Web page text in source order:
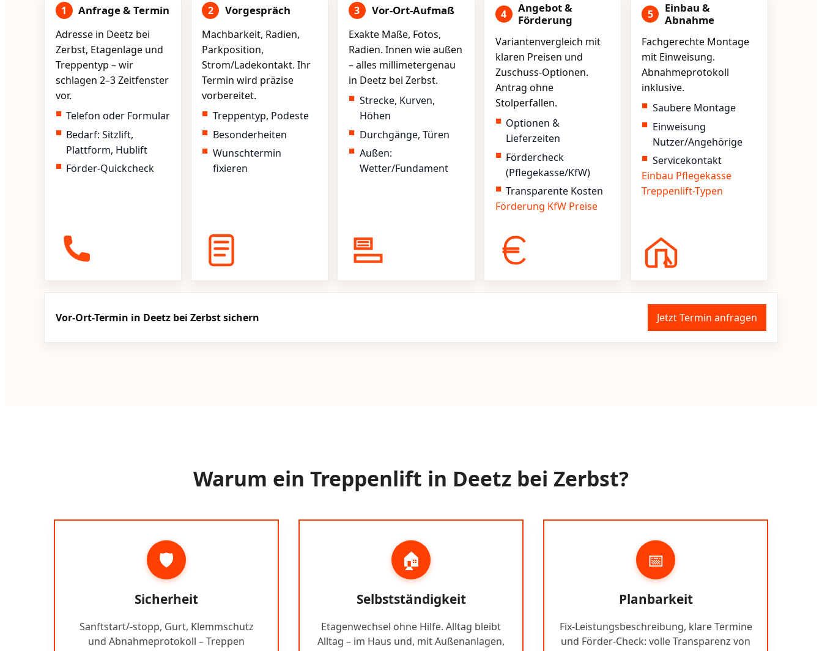
1 Anfrage & Termin
Adresse in Deetz bei
Zerbst, Etagenlage und
Treppentyp – wir
schlagen 2–3 Zeitfenster
vor.
Telefon oder Formular
Bedarf: Sitzlift,
Plattform, Hublift
Förder-Quickcheck
2 Vorgespräch
Machbarkeit, Radien,
Parkposition,
Strom/Ladekontakt. Ihr
Termin wird präzise
vorbereitet.
Treppentyp, Podeste
Besonderheiten
Wunschtermin
fixieren
3 Vor-Ort-Aufmaß
Exakte Maße, Fotos,
Radien. Innen wie außen
– alles millimetergenau
in Deetz bei Zerbst.
Strecke, Kurven,
Höhen
Durchgänge, Türen
Außen:
Wetter/Fundament
4
Angebot &
Förderung
Variantenvergleich mit
klaren Preisen und
Zuschuss-Optionen.
Antrag ohne
Stolperfallen.
Optionen &
Lieferzeiten
Fördercheck
(Pflegekasse/KfW)
Transparente Kosten
Förderung KfW Preise
5
Einbau &
Abnahme
Fachgerechte Montage
mit Einweisung.
Abnahmeprotokoll
inklusive.
Saubere Montage
Einweisung
Nutzer/Angehörige
Servicekontakt
Einbau Pflegekasse
Treppenlift-Typen
Vor-Ort-Termin in Deetz bei Zerbst sichern Jetzt Termin anfragen
Warum ein Treppenlift in Deetz bei Zerbst?
🛡️
Sicherheit
Sanftstart/-stopp, Gurt, Klemmschutz
und Abnahmeprotokoll – Treppen
🏠
Selbstständigkeit
Etagenwechsel ohne Hilfe. Alltag bleibt
Alltag – im Haus und, mit Außenanlagen,
📅
Planbarkeit
Fix-Leistungsbeschreibung, klare Termine
und Förder-Check: volle Transparenz von